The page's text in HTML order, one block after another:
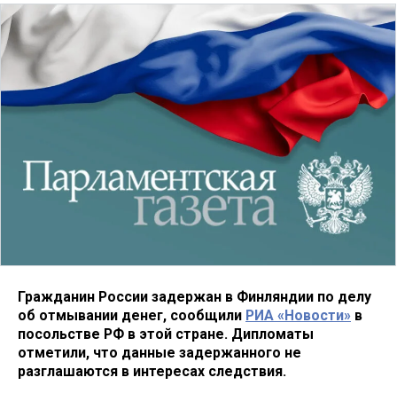
Гражданин России задержан в Финляндии по делу
об отмывании денег, сообщили РИА «Новости» в
посольстве РФ в этой стране. Дипломаты
отметили, что данные задержанного не
разглашаются в интересах следствия.